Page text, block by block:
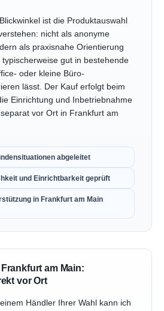
ist die Produktauswahl
nicht als anonyme
als praxisnahe Orientierung
gut in bestehende
oder kleine Büro-
lässt. Der Kauf erfolgt beim
Einrichtung und Inbetriebnahme
vor Ort in Frankfurt am
abgeleitet
und Einrichtbarkeit geprüft
in Frankfurt am Main
am Main:
vor Ort
Händler Ihrer Wahl kann ich